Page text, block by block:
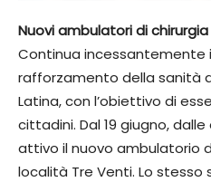
Nuovi ambulatori di
Continua incessantemente
rafforzamento della sanità
Latina, con l’obiettivo di
cittadini. Dal 19 giugno, dalle
attivo il nuovo ambulatorio
località Tre Venti. Lo stesso